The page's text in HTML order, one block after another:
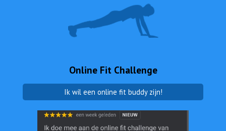
Online Fit Challenge
Ik wil een online fit buddy zijn!